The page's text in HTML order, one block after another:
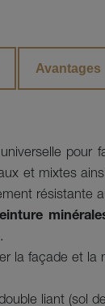
Avantages
et mixtes
résistante
.
la façade et la
liant (sol